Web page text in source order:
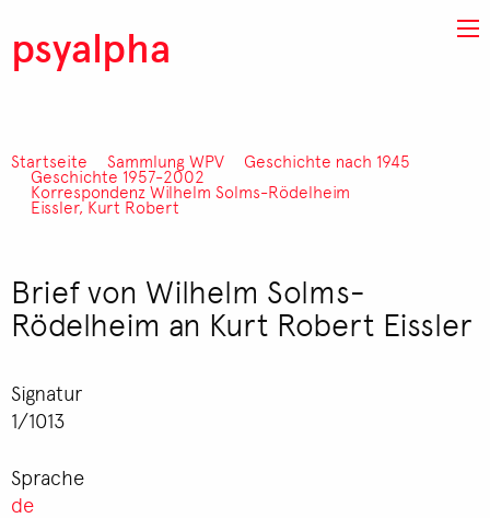
psyalpha
Pfadnavigation
Startseite Sammlung WPV Geschichte nach 1945
Geschichte 1957-2002
Korrespondenz Wilhelm Solms-Rödelheim
Eissler, Kurt Robert
Brief von Wilhelm Solms-
Rödelheim an Kurt Robert Eissler
Signatur
1/1013
Sprache
de